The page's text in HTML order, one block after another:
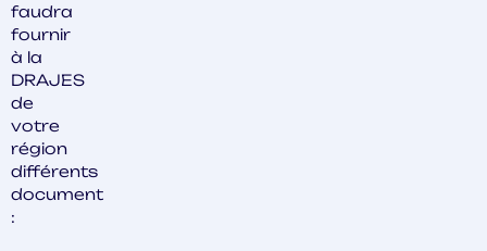
faudra
fournir
à la
DRAJES
de
votre
région
différents
document
: